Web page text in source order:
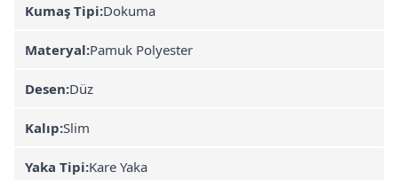
Kumaş Tipi:Dokuma
Materyal:Pamuk Polyester
Desen:Düz
Kalıp:Slim
Yaka Tipi:Kare Yaka